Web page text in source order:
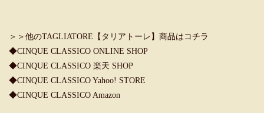
＞＞他のTAGLIATORE【タリアトーレ】商品はコチラ
◆CINQUE CLASSICO ONLINE SHOP
◆CINQUE CLASSICO 楽天 SHOP
◆CINQUE CLASSICO Yahoo! STORE
◆CINQUE CLASSICO Amazon